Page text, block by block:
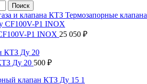
Поиск
и клапана КТЗ Термозапорные клапана
P1 INOX 25 050 ₽
Ду 20 500 ₽